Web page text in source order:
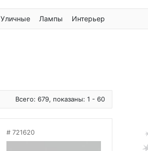
Уличные Лампы Интерьер
Всего: 679, показаны: 1 - 60
721620